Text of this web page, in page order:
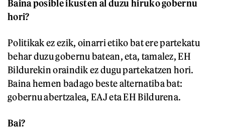
Baina posible ikusten al duzu hiruko gobernu
hori?
Politikak ez ezik, oinarri etiko bat ere partekatu
behar duzu gobernu batean, eta, tamalez, EH
Bildurekin oraindik ez dugu partekatzen hori.
Baina hemen badago beste alternatiba bat:
gobernu abertzalea, EAJ eta EH Bildurena.
Bai?